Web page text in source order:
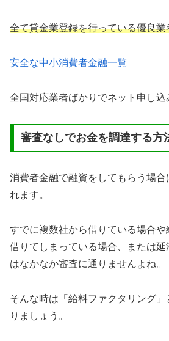
全て貸金業登録を行っている優良業
安全な中小消費者金融一覧
全国対応業者ばかりでネット申し込
審査なしでお金を調達する方
消費者金融で融資をしてもらう場
れます。
すでに複数社から借りている場合や
借りてしまっている場合、または
はなかなか審査に通りませんよね。
そんな時は「給料ファクタリング
りましょう。